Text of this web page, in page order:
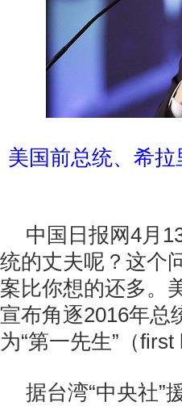
美国前总统、希
中国日报网4月
统的丈夫呢？这个
案比你想的还多。
宣布角逐2016年总
为“第一先生”（
据台湾“中央社”